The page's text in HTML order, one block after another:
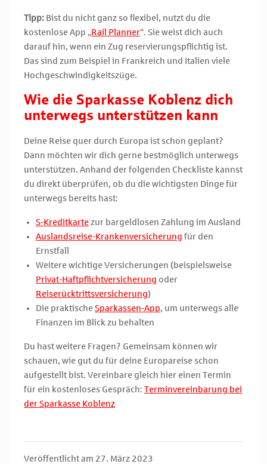
Tipp: Bist du nicht ganz so flexibel, nutzt du die
kostenlose App „Rail Planner“. Sie weist dich auch
darauf hin, wenn ein Zug reservierungspflichtig ist.
Das sind zum Beispiel in Frankreich und Italien viele
Hochgeschwindigkeitszüge.
Wie die Sparkasse Koblenz dich
unterwegs unterstützen kann
Deine Reise quer durch Europa ist schon geplant?
Dann möchten wir dich gerne bestmöglich unterwegs
unterstützen. Anhand der folgenden Checkliste kannst
du direkt überprüfen, ob du die wichtigsten Dinge für
unterwegs bereits hast:
S-Kreditkartezur bargeldlosen Zahlung im Ausland
Auslandsreise-Krankenversicherung für den
Ernstfall
Weitere wichtige Versicherungen (beispielsweise
Privat-Haftpflichtversicherung oder
Reiserücktrittsversicherung)
Die praktischeSparkassen-App, um unterwegs alle
Finanzen im Blick zu behalten
Du hast weitere Fragen? Gemeinsam können wir
schauen, wie gut du für deine Europareise schon
aufgestellt bist. Vereinbare gleich hier einen Termin
für ein kostenloses Gespräch: Terminvereinbarung bei
der Sparkasse Koblenz
Veröffentlicht am 27. März 2023